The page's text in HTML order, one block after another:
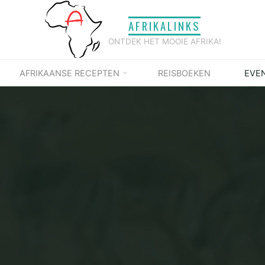
AFRIKALINKS
ONTDEK HET MOOIE AFRIKA!
AFRIKAANSE RECEPTEN REISBOEKEN